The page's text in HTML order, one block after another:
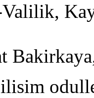
Valilik,